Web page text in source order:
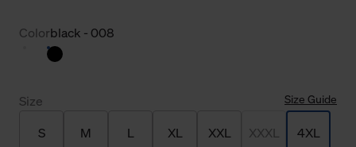
Colorblack - 008
Size Size Guide
S M L XL XXL XXXL 4XL